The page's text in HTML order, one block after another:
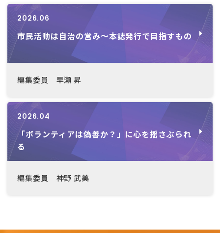
2026.06
市民活動は自治の営み～本誌発行で目指すもの
編集委員 早瀬 昇
2026.04
「ボランティアは偽善か？」に心を揺さぶられ
る
編集委員 神野 武美